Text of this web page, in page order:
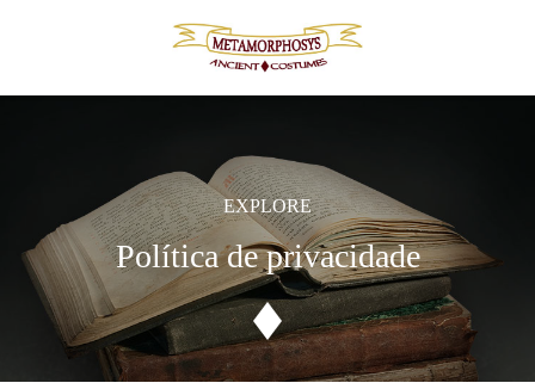
EXPLORE
Política de privacidade